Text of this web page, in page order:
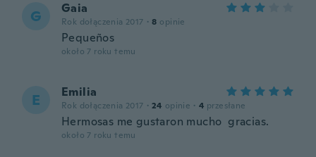
G Gaia
Rok dołączenia 2017 · 8 opinie
Pequeños
około 7 roku temu
E Emilia
Rok dołączenia 2017 · 24 opinie · 4 przesłane
Hermosas me gustaron mucho gracias.
około 7 roku temu